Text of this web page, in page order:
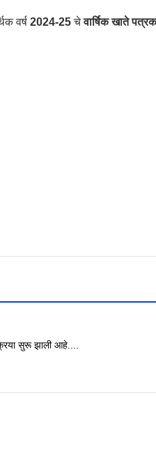
वर्ष 2024-25चेवार्षिक खाते पत्रक
सुरू झाली आहे....